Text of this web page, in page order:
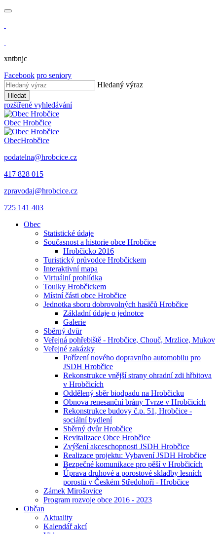
xntbnjc
Facebook pro seniory
Hledaný výraz
Hledat
rozšířené vyhledávání
Obec Hrobčice
ObecHrobčice
podatelna@hrobcice.cz
417 828 015
zpravodaj@hrobcice.cz
725 141 403
Obec
Statistické údaje
Současnost a historie obce Hrobčice
Hrobčicko 2016
Turistický průvodce Hrobčickem
Interaktivní mapa
Virtuální prohlídka
Toulky Hrobčickem
Místní části obce Hrobčice
Jednotka sboru dobrovolných hasičů Hrobčice
Základní údaje o jednotce
Galerie
Sběrný dvůr
Veřejná pohřebiště - Hrobčice, Chouč, Mrzlice, Mukov
Veřejné zakázky
Pořízení nového dopravního automobilu pro
JSDH Hrobčice
Rekonstrukce vnější strany ohradní zdi hřbitova
v Hrobčicích
Oddělený sběr biodpadu na Hrobčicku
Obnova renesanční brány Tvrze v Hrobčicích
Rekonstrukce budovy č.p. 51, Hrobčice -
sociální bydlení
Sběrný dvůr Hrobčice
Revitalizace Obce Hrobčice
Zvýšení akceschopnosti JSDH Hrobčice
Realizace projektu: Vybavení JSDH Hrobčice
Bezpečné komunikace pro pěší v Hrobčicích
Úprava druhové a porostové skladby lesních
porostů v Českém Středohoří - Hrobčice
Zámek Mirošovice
Program rozvoje obce 2016 - 2023
Občan
Aktuality
Kalendář akcí